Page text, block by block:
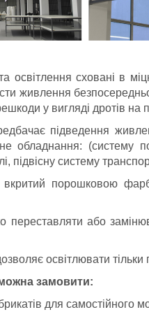
освітлення сховані в
живлення
у вигляді дротів на
підведення
(систему
підвісну систему
вкритий порошковою
переставляти або
освітлювати тільки
замовити:
для самостійного